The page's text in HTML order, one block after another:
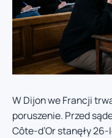
W Dijon we Francji
poruszenie. Przed
Côte-d’Or stanęły